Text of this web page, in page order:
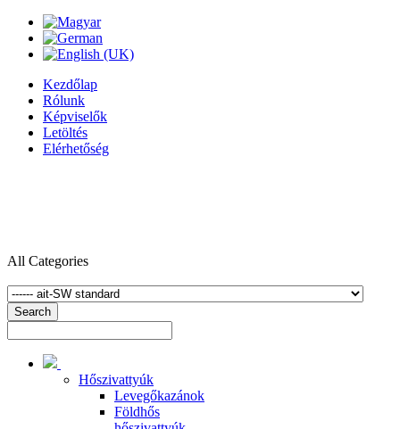
Kezdőlap
Rólunk
Képviselők
Letöltés
Elérhetőség
All Categories
Search
Hőszivattyúk
Levegőkazánok
Földhős